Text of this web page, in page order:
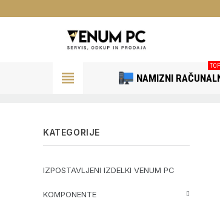
view_headline NAMIZNI
KATEGORIJE
IZPOSTAVLJENI IZDELKI VENUM PC
KOMPONENTE